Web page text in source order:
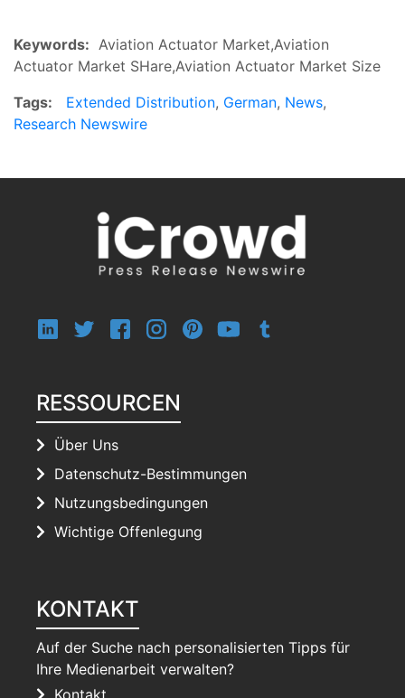
Keywords: Aviation Actuator Market,Aviation
Actuator Market SHare,Aviation Actuator Market Size
Tags:
Extended Distribution, German, News,
Research Newswire
RESSOURCEN
Über Uns
Datenschutz-Bestimmungen
Nutzungsbedingungen
Wichtige Offenlegung
KONTAKT
Auf der Suche nach personalisierten Tipps für
Ihre Medienarbeit verwalten?
Kontakt